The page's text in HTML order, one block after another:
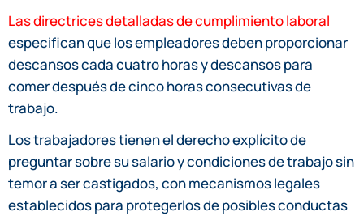
Las directrices detalladas de cumplimiento laboral
especifican que los empleadores deben proporcionar
descansos cada cuatro horas y descansos para
comer después de cinco horas consecutivas de
trabajo.
Los trabajadores tienen el derecho explícito de
preguntar sobre su salario y condiciones de trabajo sin
temor a ser castigados, con mecanismos legales
establecidos para protegerlos de posibles conductas